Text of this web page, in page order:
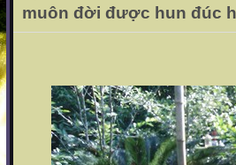
muôn đời được hun đúc